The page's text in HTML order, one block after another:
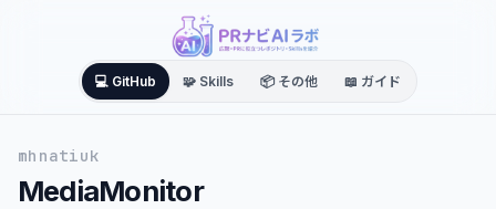
💻 GitHub 🧩 Skills 📦 その他 📖 ガイド
mhnatiuk
MediaMonitor